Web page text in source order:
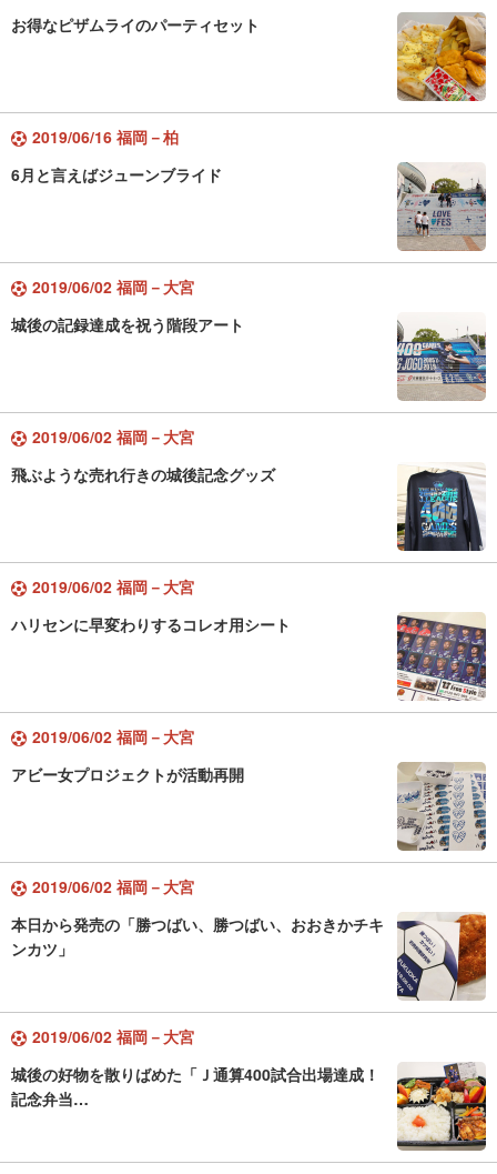
お得なピザムライのパーティセット
2019/06/16 福岡－柏
6月と言えばジューンブライド
2019/06/02 福岡－大宮
城後の記録達成を祝う階段アート
2019/06/02 福岡－大宮
飛ぶような売れ行きの城後記念グッズ
2019/06/02 福岡－大宮
ハリセンに早変わりするコレオ用シート
2019/06/02 福岡－大宮
アビー女プロジェクトが活動再開
2019/06/02 福岡－大宮
本日から発売の「勝つばい、勝つばい、おおきかチキ
ンカツ」
2019/06/02 福岡－大宮
城後の好物を散りばめた「Ｊ通算400試合出場達成！
記念弁当…